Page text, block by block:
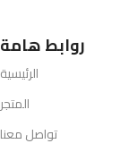
روابط هامة
الرئيسية
المتجر
تواصل معنا